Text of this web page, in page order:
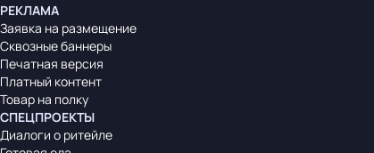
РЕКЛАМА
Заявка на размещение
Сквозные баннеры
Печатная версия
Платный контент
Товар на полку
СПЕЦПРОЕКТЫ
Диалоги о ритейле